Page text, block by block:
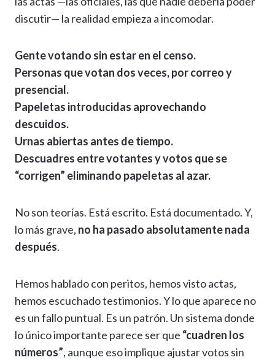
discutir— la realidad empieza a incomodar.
Gente votando sin estar en el censo.
Personas que votan dos veces, por correo y
presencial.
Papeletas introducidas aprovechando
descuidos.
Urnas abiertas antes de tiempo.
Descuadres entre votantes y votos que se
“corrigen” eliminando papeletas al azar.
No son teorías. Está escrito. Está documentado. Y,
lo más grave, no ha pasado absolutamente nada
después.
Hemos hablado con peritos, hemos visto actas,
hemos escuchado testimonios. Y lo que aparece no
es un fallo puntual. Es un patrón. Un sistema donde
lo único importante parece ser que “cuadren los
números”, aunque eso implique ajustar votos sin